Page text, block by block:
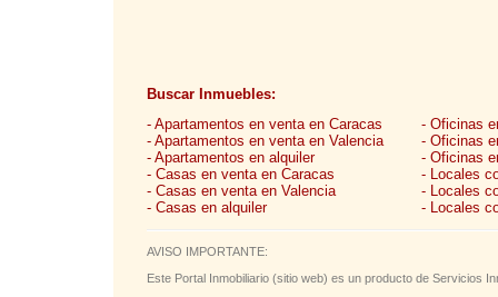
Buscar Inmuebles:
- Apartamentos en venta en Caracas
- Apartamentos en venta en Valencia
- Apartamentos en alquiler
- Casas en venta en Caracas
- Casas en venta en Valencia
- Casas en alquiler
- Oficinas
- Oficinas
- Oficinas
- Locales
- Locales
- Locales
AVISO IMPORTANTE:
Este Portal Inmobiliario (sitio web) es un producto de Servicios